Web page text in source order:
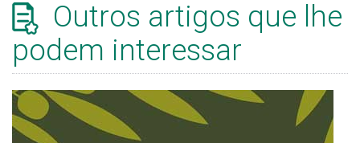
Outros artigos que lhe
podem interessar